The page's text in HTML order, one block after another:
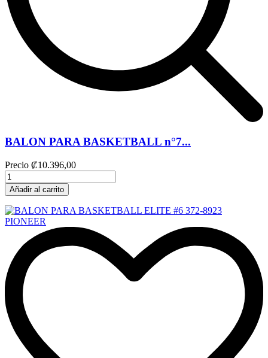
BALON PARA BASKETBALL n°7...
Precio ₡10.396,00
Añadir al carrito